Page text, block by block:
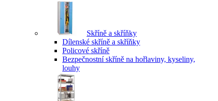
Skříně a skříňky
Dílenské skříně a skříňky
Policové skříně
Bezpečnostní skříně na hořlaviny, kyseliny,
louhy